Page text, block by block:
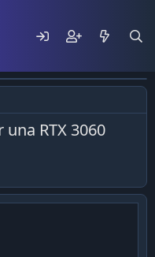
RTX 3060